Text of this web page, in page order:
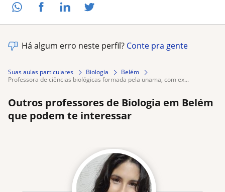
Há algum erro neste perfil? Conte pra gente
Suas aulas particulares Biologia
Belém
professora de ciências biológicas formada pela unama, com ex...
Outros professores de Biologia em Belém
que podem te interessar